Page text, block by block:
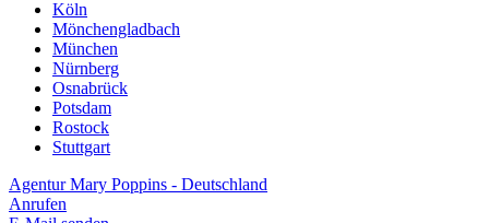
Köln
Mönchengladbach
München
Nürnberg
Osnabrück
Potsdam
Rostock
Stuttgart
Agentur Mary Poppins - Deutschland
Anrufen